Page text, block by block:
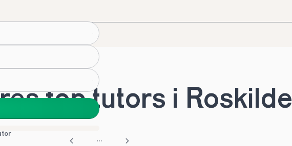
top tutors i Roskilde